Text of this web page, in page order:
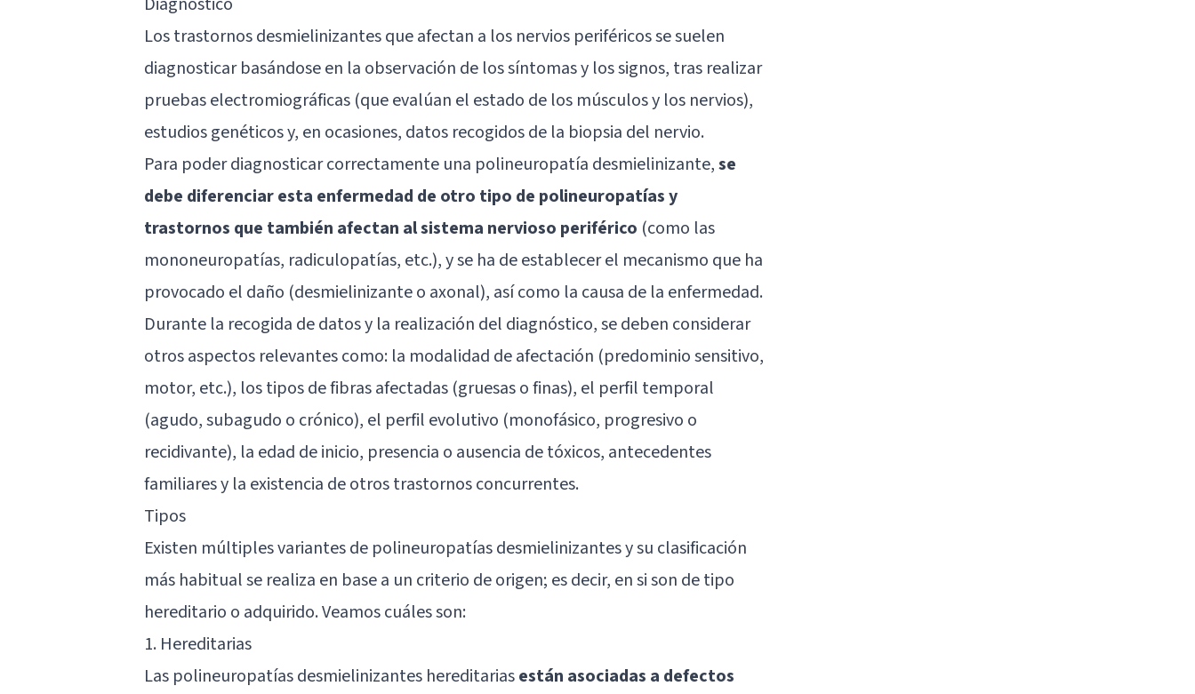
Los trastornos desmielinizantes que afectan a los nervios periféricos se suelen
diagnosticar basándose en la observación de los síntomas y los signos, tras realizar
pruebas electromiográficas (que evalúan el estado de los músculos y los nervios),
estudios genéticos y, en ocasiones, datos recogidos de la biopsia del nervio.
Para poder diagnosticar correctamente una polineuropatía desmielinizante,se
debe diferenciar esta enfermedad de otro tipo de polineuropatías y
trastornos que también afectan al sistema nervioso periférico (como las
mononeuropatías, radiculopatías, etc.), y se ha de establecer el mecanismo que ha
provocado el daño (desmielinizante o axonal), así como la causa de la enfermedad.
Durante la recogida de datos y la realización del diagnóstico, se deben considerar
otros aspectos relevantes como: la modalidad de afectación (predominio sensitivo,
motor, etc.), los tipos de fibras afectadas (gruesas o finas), el perfil temporal
(agudo, subagudo o crónico), el perfil evolutivo (monofásico, progresivo o
recidivante), la edad de inicio, presencia o ausencia de tóxicos, antecedentes
familiares y la existencia de otros trastornos concurrentes.
Tipos
Existen múltiples variantes de polineuropatías desmielinizantes y su clasificación
más habitual se realiza en base a un criterio de origen; es decir, en si son de tipo
hereditario o adquirido. Veamos cuáles son:
1. Hereditarias
Las polineuropatías desmielinizantes hereditariasestán asociadas a defectos